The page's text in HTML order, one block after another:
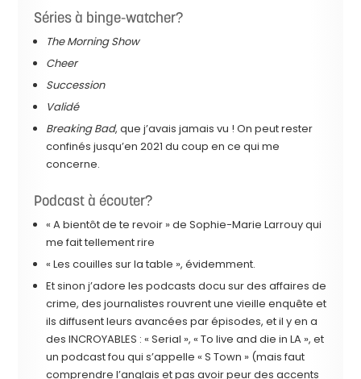
Séries à binge-watcher?
The Morning Show
Cheer
Succession
Validé
Breaking Bad, que j’avais jamais vu ! On peut rester
confinés jusqu’en 2021 du coup en ce qui me
concerne.
Podcast à écouter?
« A bientôt de te revoir » de Sophie-Marie Larrouy qui
me fait tellement rire
« Les couilles sur la table », évidemment.
Et sinon j’adore les podcasts docu sur des affaires de
crime, des journalistes rouvrent une vieille enquête et
ils diffusent leurs avancées par épisodes, et il y en a
des INCROYABLES : « Serial », « To live and die in LA », et
un podcast fou qui s’appelle « S Town » (mais faut
comprendre l’anglais et pas avoir peur des accents